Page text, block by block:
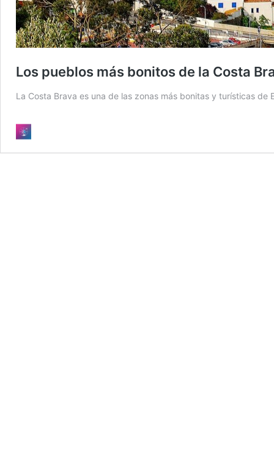
Los pueblos más bonitos de la Costa
La Costa Brava es una de las zonas más bonitas y turísticas